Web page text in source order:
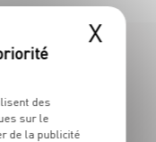
X
des
sur le
de la publicité